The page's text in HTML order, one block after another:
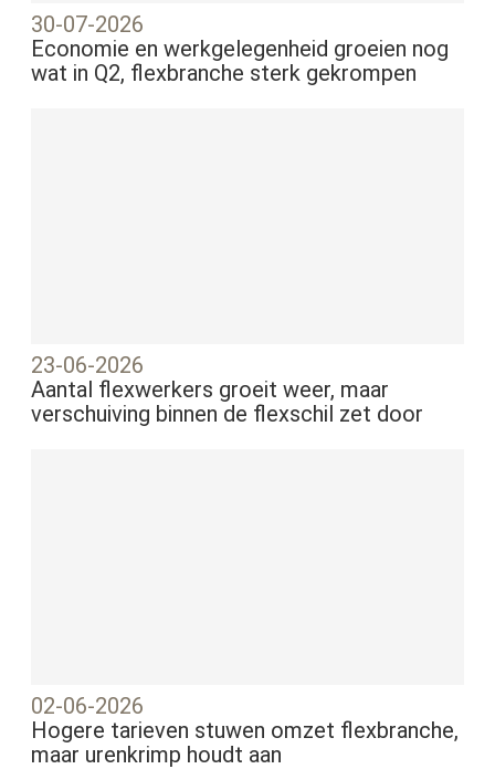
30-07-2026
Economie en werkgelegenheid groeien nog
wat in Q2, flexbranche sterk gekrompen
23-06-2026
Aantal flexwerkers groeit weer, maar
verschuiving binnen de flexschil zet door
02-06-2026
Hogere tarieven stuwen omzet flexbranche,
maar urenkrimp houdt aan